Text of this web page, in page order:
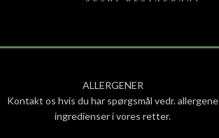
ALLERGENER
Kontakt os hvis du har spørgsmål vedr. allergene
ingredienser i vores retter.